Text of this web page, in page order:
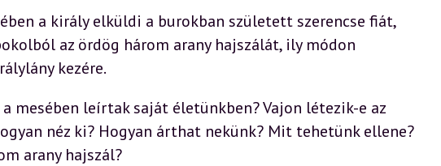
a király elküldi a burokban született szerencse fiát,
az ördög három arany hajszálát, ily módon
kezére.
mesében leírtak saját életünkben? Vajon létezik-e az
néz ki? Hogyan árthat nekünk? Mit tehetünk ellene?
arany hajszál?